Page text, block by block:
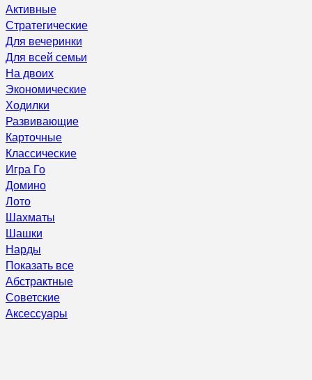
Активные
Стратегические
Для вечеринки
Для всей семьи
На двоих
Экономические
Ходилки
Развивающие
Карточные
Классические
Игра Го
Домино
Лото
Шахматы
Шашки
Нарды
Показать все
Абстрактные
Советские
Аксессуары